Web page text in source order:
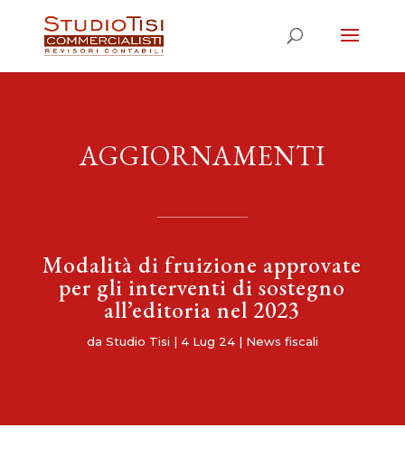
AGGIORNAMENTI
Modalità di fruizione approvate
per gli interventi di sostegno
all’editoria nel 2023
da Studio Tisi | 4 Lug 24| News fiscali